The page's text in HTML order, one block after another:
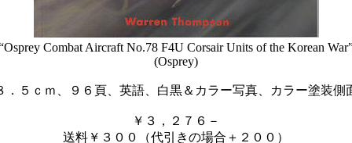
Combat Aircraft No.78 F4U Corsair Units of the Korean
(Osprey)
．５ｃｍ、９６頁、英語、白黒＆カラー写真、カラー塗装側
￥３，２７６－
送料￥３００（代引きの場合＋２００ ）